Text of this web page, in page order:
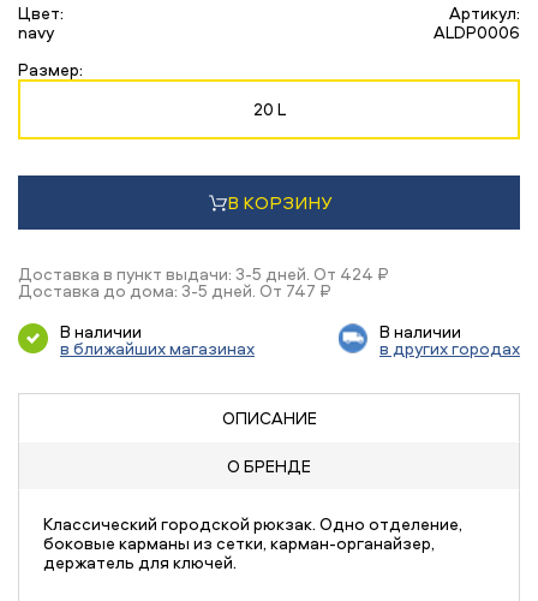
Цвет:
navy
Артикул:
ALDP0006
Размер:
20 L
В КОРЗИНУ
Доставка в пункт выдачи: 3-5 дней. От 424 ₽
Доставка до дома: 3-5 дней. От 747 ₽
В наличии
в ближайших магазинах
В наличии
в других городах
ОПИСАНИЕ
О БРЕНДЕ
Классический городской рюкзак. Одно отделение,
боковые карманы из сетки, карман-органайзер,
держатель для ключей.